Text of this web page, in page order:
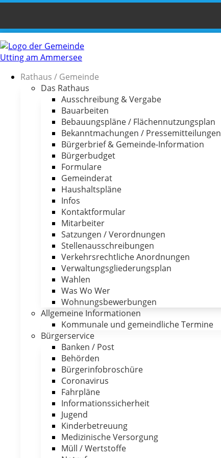
Rathaus / Gemeinde
Das Rathaus
Ausschreibung & Vergabe
Bauarbeiten
Bebauungspläne / Flächennutzungsplan
Bekanntmachungen / Pressemitteilungen
Bürgerbrief & Gemeinde-Information
Bürgerbudget
Formulare
Gemeinderat
Haushaltspläne
Infos
Kontaktformular
Mitarbeiter
Satzungen / Verordnungen
Stellenausschreibungen
Verkehrsrechtliche Anordnungen
Verwaltungsgliederungsplan
Wahlen
Was Wo Wer
Wohnungsbewerbungen
Allgemeine Informationen
Kommunale und gemeindliche Termine
Bürgerservice
Banken / Post
Behörden
Bürgerinfobroschüre
Coronavirus
Fahrpläne
Informationssicherheit
Jugend
Kinderbetreuung
Medizinische Versorgung
Müll / Wertstoffe